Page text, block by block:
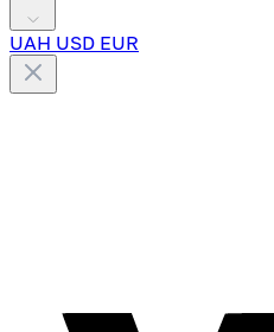
UAH USD EUR